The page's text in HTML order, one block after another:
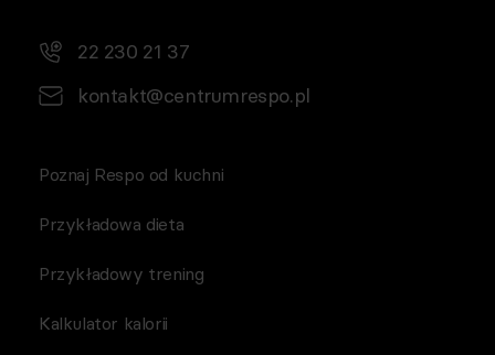
22 230 21 37
kontakt@centrumrespo.pl
Poznaj Respo od kuchni
Przykładowa dieta
Przykładowy trening
Kalkulator kalorii